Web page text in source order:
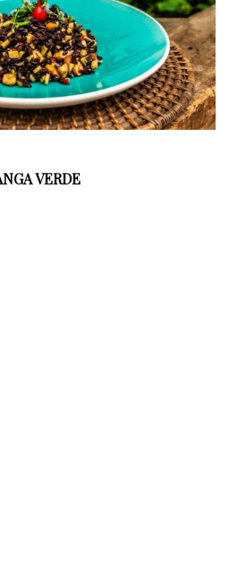
VERDE